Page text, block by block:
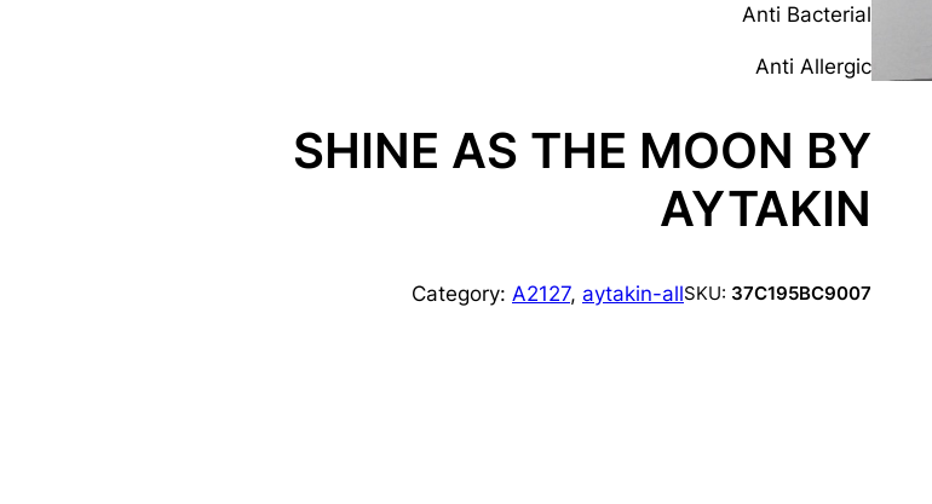
Anti Bacterial
Anti Allergic
SHINE AS THE MOON BY
AYTAKIN
SKU: 37C195BC9007
Category: A2127, aytakin-all